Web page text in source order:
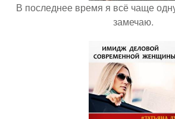
В последнее время я всё чаще
замечаю.